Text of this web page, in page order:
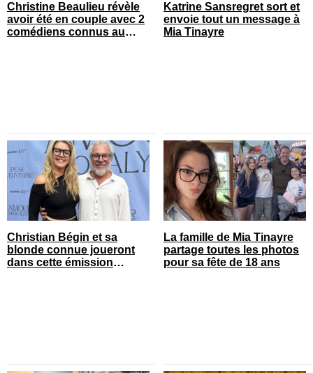
Christine Beaulieu révèle
avoir été en couple avec 2
comédiens connus au
Katrine Sansregret sort et
envoie tout un message à
Mia Tinayre
Christian Bégin et sa
blonde connue joueront
dans cette émission
La famille de Mia Tinayre
partage toutes les photos
pour sa fête de 18 ans